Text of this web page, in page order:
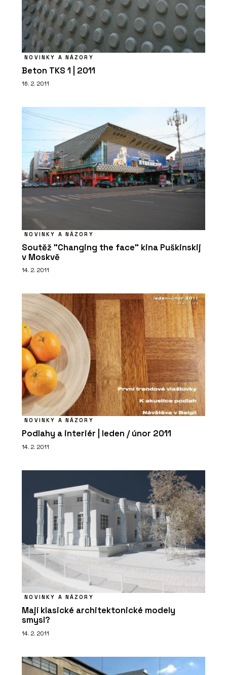
Tvrzený kámen Noble Arctic Night –
TechniStone
O FIRMĚ
TechniStone
PRODUKTY
Tvrzený kámen Calacatta Olympos -
TechniStone
NOVINKY A NÁZORY
Beton TKS 1 | 2011
16. 2. 2011
NOVINKY A NÁZORY
Soutěž "Changing the face" kina Puškinskij
v Moskvě
14. 2. 2011
NOVINKY A NÁZORY
Podlahy a interiér | leden / únor 2011
14. 2. 2011
NOVINKY A NÁZORY
Mají klasické architektonické modely
smysl?
14. 2. 2011